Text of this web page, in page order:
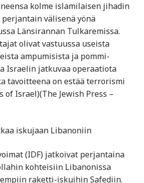
kolme islamilaisen jihadin
välisenä yönä
Länsirannan Tulkaremissa.
olivat vastuussa useista
ampumisista ja pommi-
Israelin jatkuvaa operaatiota
tavoitteena on estää terrorismi
of Israel)​(The Jewish Press –
iskujaan Libanoniin
(IDF) jatkoivat perjantaina
kohteisiin Libanonissa
raketti-iskuihin Safediin.